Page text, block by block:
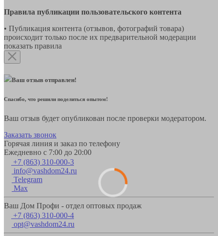
Правила публикации пользовательского контента
• Публикация контента (отзывов, фотографий товара)
происходит только после их предварительной модерации
показать правила
Ваш отзыв отправлен!
Спасибо, что решили поделиться опытом!
Ваш отзыв будет опубликован после проверки модератором.
Заказать звонок
Горячая линия и заказ по телефону
Ежедневно с 7:00 до 20:00
+7 (863) 310-000-3
info@vashdom24.ru
Telegram
Max
Ваш Дом Профи - отдел оптовых продаж
+7 (863) 310-000-4
opt@vashdom24.ru